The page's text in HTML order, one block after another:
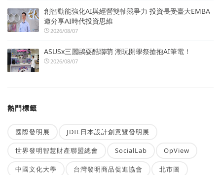
創智動能強化AI與經營雙軸競爭力 投資長受臺大EMBA
邀分享AI時代投資思維
2026/08/07
ASUSx三麗鷗耍酷聯萌 潮玩開學祭搶抱AI筆電！
2026/08/07
熱門標籤
國際發明展 JDIE日本設計創意暨發明展
世界發明智慧財產聯盟總會 SocialLab OpView
中國文化大學 台灣發明商品促進協會 北市圖